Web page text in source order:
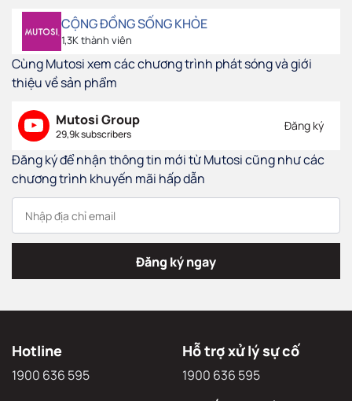
CỘNG ĐỒNG SỐNG KHỎE
Cùng Mutosi xem các chương trình phát sóng và giới
Mutosi Group
29,9k subscribers
Đăng ký để nhận thông tin mới từ Mutosi cũng như các
chương trình khuyến mãi hấp dẫn